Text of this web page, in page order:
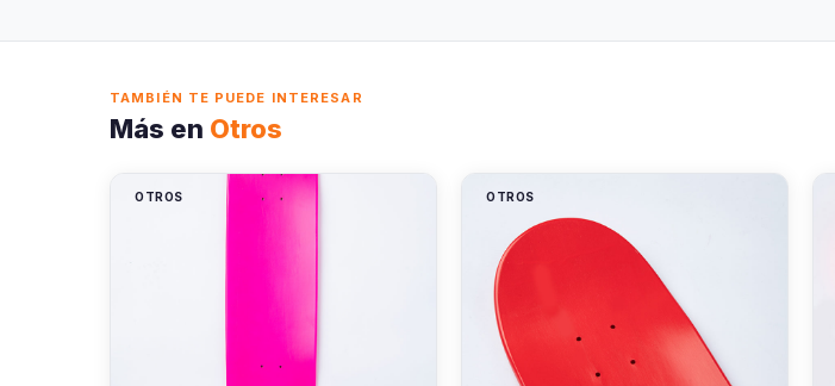
TAMBIÉN TE PUEDE INTERESAR
Más en Otros
OTROS OTROS